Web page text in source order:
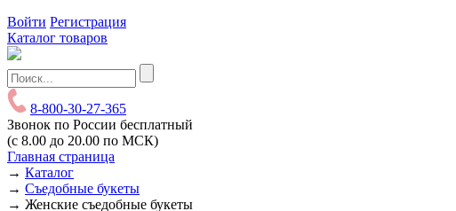
Войти Регистрация
Каталог товаров
8-800-30-27-365
Звонок по России бесплатный
(с 8.00 до 20.00 по МСК)
Главная страница
→ Каталог
→ Съедобные букеты
→ Женские съедобные букеты